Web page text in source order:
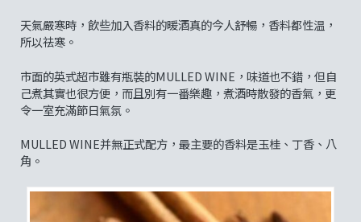
天氣嚴寒時，飲些加入香料的暖酒真的今人舒暢，香料都性温，
所以祛寒。
市面的英式超市雖有瓶裝的MULLED WINE，味道也不錯，但自
己煮其實也很方便，而且別有一番樂趣，煮酒時散發的香氣，更
令一室充滿節日氣氛。
MULLED WINE并無正式配方，最主要的香料是玉桂、丁香、八
角。